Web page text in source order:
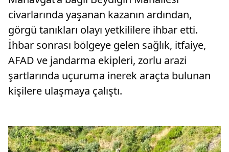
civarlarında yaşanan kazanın ardından,
görgü tanıkları olayı yetkililere ihbar etti.
İhbar sonrası bölgeye gelen sağlık, itfaiye,
AFAD ve jandarma ekipleri, zorlu arazi
şartlarında uçuruma inerek araçta bulunan
kişilere ulaşmaya çalıştı.